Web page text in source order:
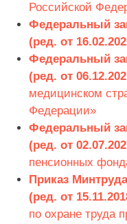
Российской
Федеральный
(ред. от
Федеральный
(ред. от
медицинском
Федерации»
Федеральный
(ред. от
пенсионных
Приказ
(ред. от
по охране труда